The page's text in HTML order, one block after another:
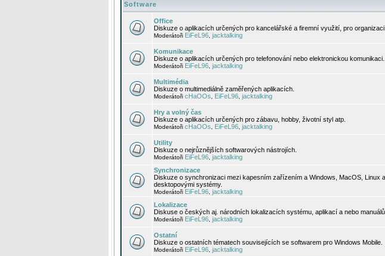
Software
Office
Diskuze o aplikacích určených pro kancelářské a firemní využití, pro organizaci
Moderátoři EiFeL96 jacktalking
Komunikace
Diskuze o aplikacích určených pro telefonování nebo elektronickou komunikaci.
Moderátoři EiFeL96 jacktalking
Multimédia
Diskuze o multimediálně zaměřených aplikacích.
Moderátoři cHaOOs EiFeL96 jacktalking
Hry a volný čas
Diskuze o aplikacích určených pro zábavu, hobby, životní styl atp.
Moderátoři cHaOOs EiFeL96 jacktalking
Utility
Diskuze o nejrůznějších softwarových nástrojích.
Moderátoři EiFeL96 jacktalking
Synchronizace
Diskuze o synchronizaci mezi kapesním zařízením a Windows, MacOS, Linux
desktopovými systémy.
Moderátoři EiFeL96 jacktalking
Lokalizace
Diskuse o českých aj. národních lokalizacích systému, aplikací a nebo manuálů.
Moderátoři EiFeL96 jacktalking
Ostatní
Diskuze o ostatních tématech souvisejících se softwarem pro Windows Mobile.
Moderátoři EiFeL96 jacktalking